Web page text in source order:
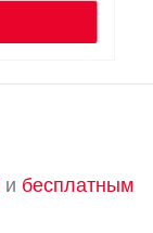
и бесплатным